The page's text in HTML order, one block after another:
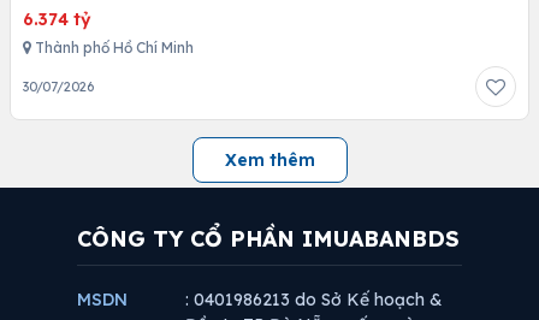
6.374 tỷ
Thành phố Hồ Chí Minh
30/07/2026
Xem thêm
CÔNG TY CỔ PHẦN IMUABANBDS
MSDN
: 0401986213 do Sở Kế hoạch &